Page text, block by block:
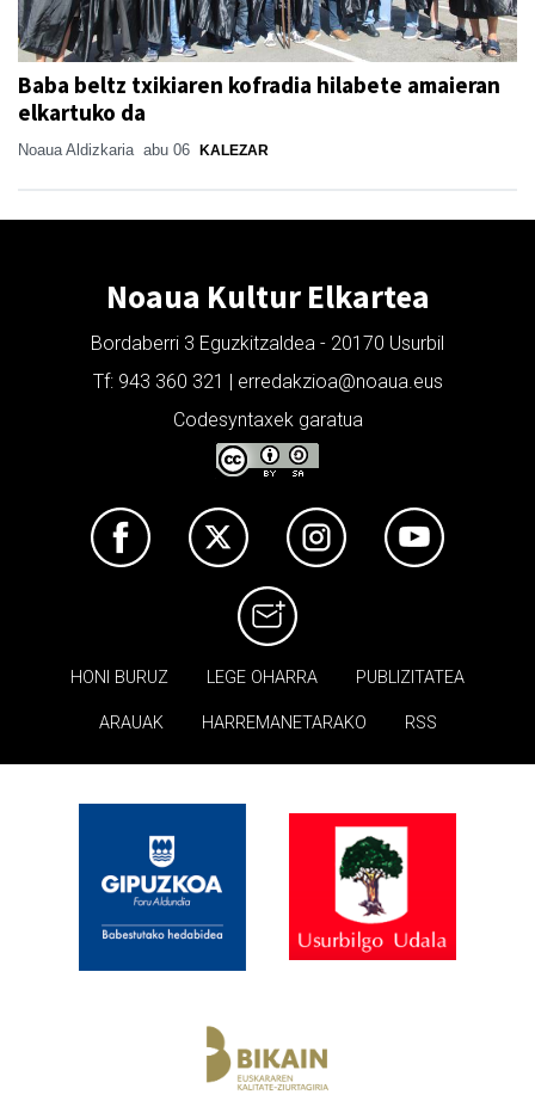
Baba beltz txikiaren kofradia hilabete amaieran
elkartuko da
Noaua Aldizkaria abu 06 KALEZAR
Noaua Kultur Elkartea
Bordaberri 3 Eguzkitzaldea - 20170 Usurbil
Tf: 943 360 321 | erredakzioa@noaua.eus
Codesyntaxek garatua
HONI BURUZ LEGE OHARRA PUBLIZITATEA
ARAUAK HARREMANETARAKO RSS